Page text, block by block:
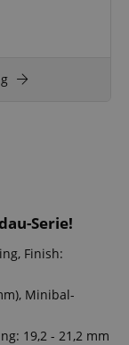
Serie!
Finish:
Minibal-
19,2 - 21,2 mm